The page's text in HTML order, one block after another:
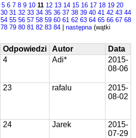
5 6 7 8 9 10 11 12 13 14 15 16 17 18 19 20
30 31 32 33 34 35 36 37 38 39 40 41 42 43 44
54 55 56 57 58 59 60 61 62 63 64 65 66 67 68
78 79 80 81 82 83 84 następna(wątki
Odpowiedzi Autor
Data
4 Adi*
2015-
08-06
23 rafalu
2015-
08-02
24 Jarek
2015-
07-29